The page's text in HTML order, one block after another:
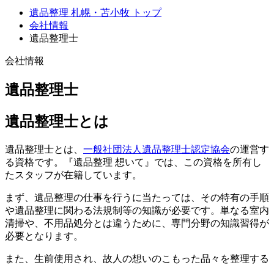
遺品整理 札幌・苫小牧 トップ
会社情報
遺品整理士
会社情報
遺品整理士
遺品整理士とは
遺品整理士とは、 一般社団法人遺品整理士認定協会の運営す
る資格です。『遺品整理 想いて』では、この資格を所有し
たスタッフが在籍しています。
まず、遺品整理の仕事を行うに当たっては、その特有の手順
や遺品整理に関わる法規制等の知識が必要です。単なる室内
清掃や、不用品処分とは違うために、専門分野の知識習得が
必要となります。
また、生前使用され、故人の想いのこもった品々を整理する